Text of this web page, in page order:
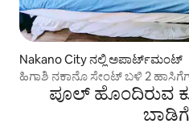
Nakano City ನಲ್ಲಿ ಅಪಾರ್ಟ್‌ಮಂಟ್
ಹಿಗಾಶಿ ನಕಾನೊ ಸೇಂಟ್ ಬಳಿ 2
ಪೂಲ್ ಹೊಂದಿರುವ